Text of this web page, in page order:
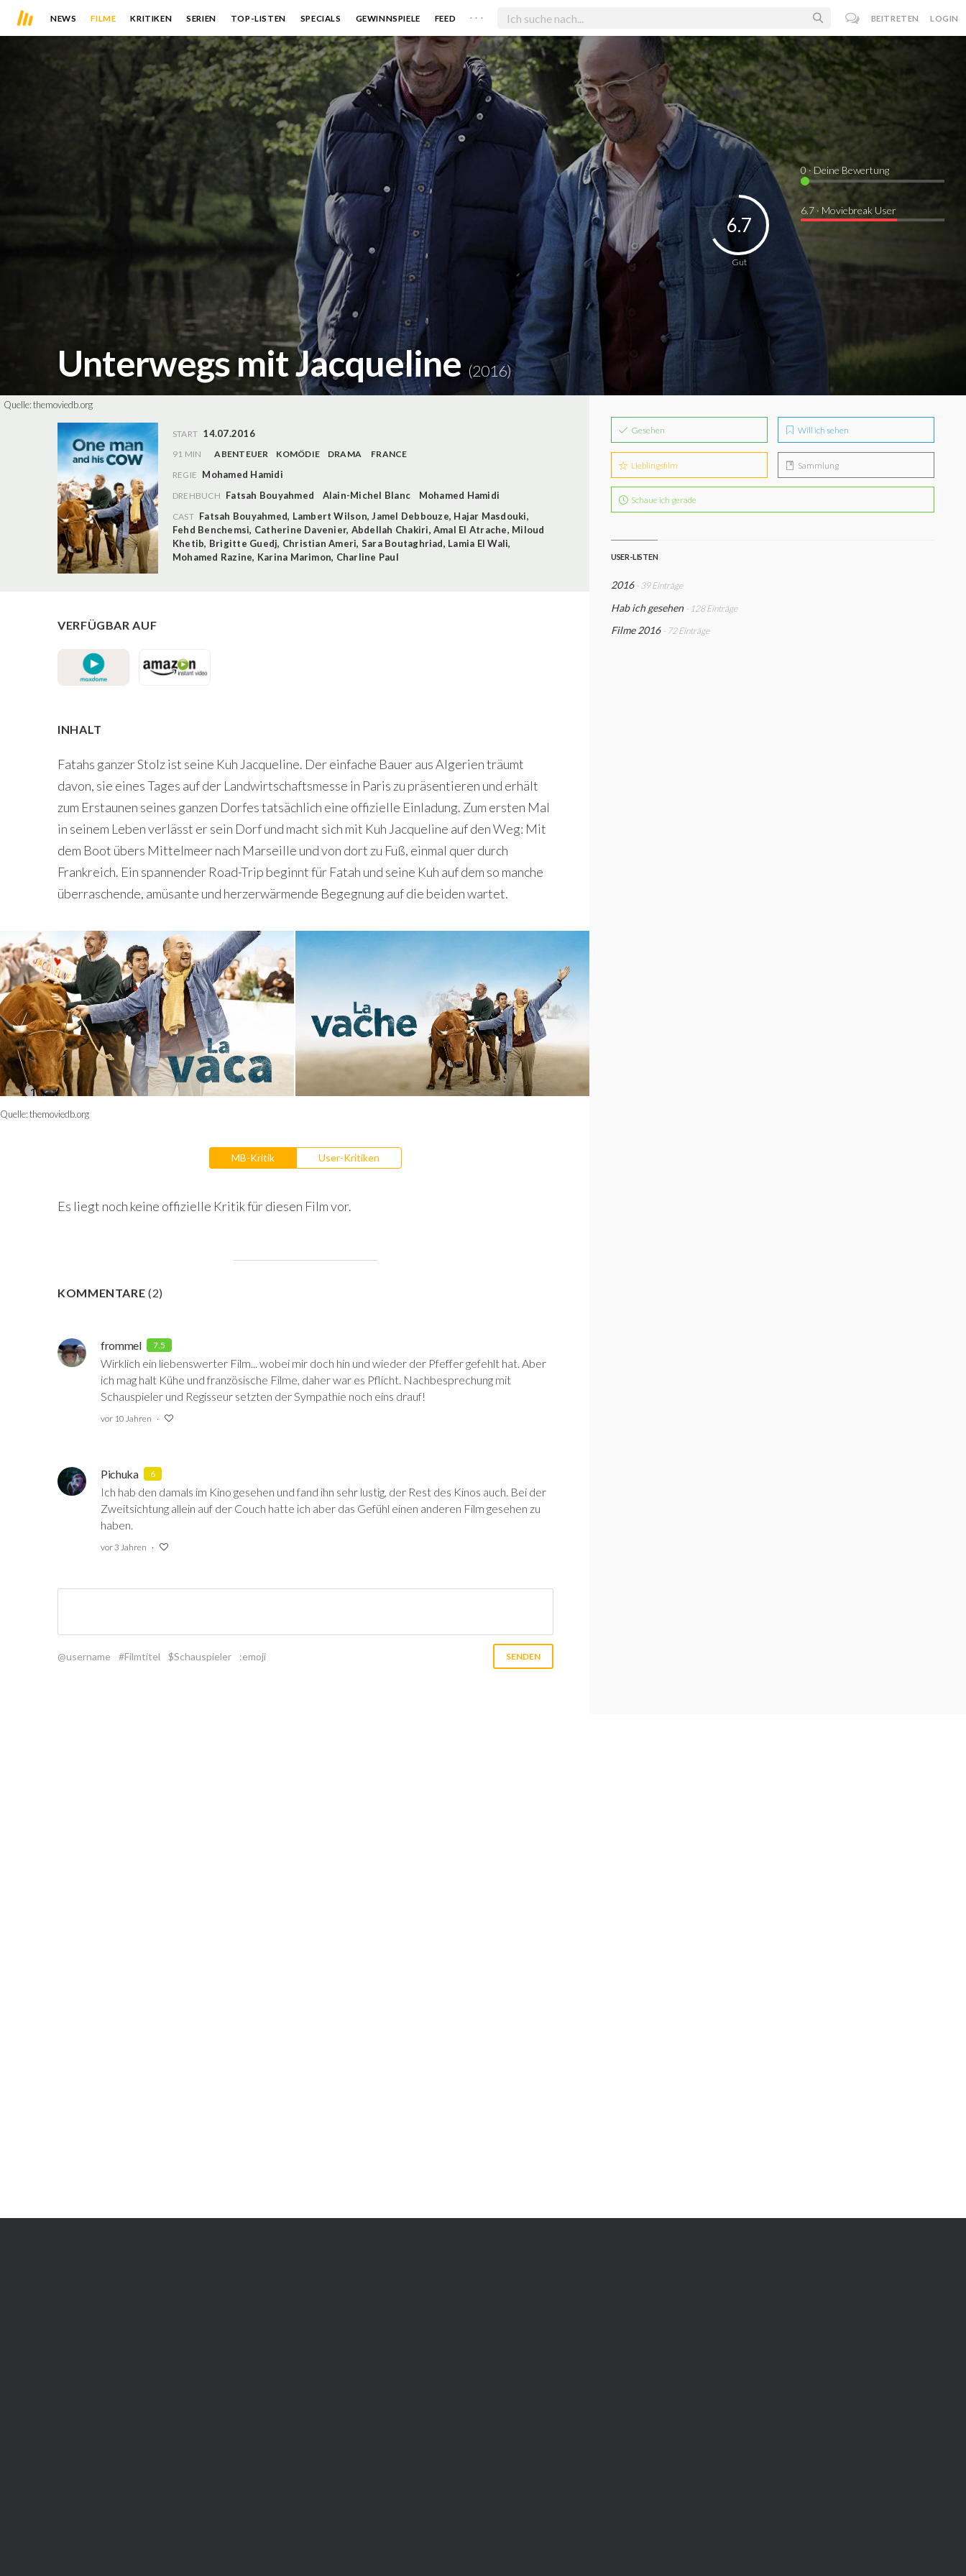
NEWS FILME KRITIKEN SERIEN TOP-LISTEN SPECIALS GEWINNSPIELE FEED . . . BEITRETEN LOGIN
Unterwegs mit Jacqueline (2016)
Gut
6.7
0· Deine Bewertung
6.7 · Moviebreak User
Quelle:themoviedb.org
START 14.07.2016
91 MIN ABENTEUER KOMÖDIE DRAMA
FRANCE
REGIE Mohamed Hamidi
DREHBUCH Fatsah Bouyahmed Alain-Michel Blanc Mohamed Hamidi
CAST Fatsah Bouyahmed, Lambert Wilson,Jamel Debbouze, Hajar Masdouki,
Fehd Benchemsi, Catherine Davenier, Abdellah Chakiri, Amal El Atrache, Miloud
Khetib, Brigitte Guedj, Christian Ameri, Sara Boutaghriad, Lamia El Wali,
Mohamed Razine, Karina Marimon, Charline Paul
VERFÜGBAR AUF
INHALT
Fatahs ganzer Stolz ist seine Kuh Jacqueline. Der einfache Bauer aus Algerien träumt
davon, sie eines Tages auf der Landwirtschaftsmesse in Paris zu präsentieren und erhält
zum Erstaunen seines ganzen Dorfes tatsächlich eine offizielle Einladung. Zum ersten Mal
in seinem Leben verlässt er sein Dorf und macht sich mit Kuh Jacqueline auf den Weg: Mit
dem Boot übers Mittelmeer nach Marseille und von dort zu Fuß, einmal quer durch
Frankreich. Ein spannender Road-Trip beginnt für Fatah und seine Kuh auf dem so manche
überraschende, amüsante und herzerwärmende Begegnung auf die beiden wartet.
Quelle:themoviedb.org
MB-Kritik User-Kritiken
Es liegt noch keine offizielle Kritik für diesen Film vor.
KOMMENTARE(2)
frommel 7.5
Wirklich ein liebenswerter Film... wobei mir doch hin und wieder der Pfeffer gefehlt hat. Aber
ich mag halt Kühe und französische Filme, daher war es Pflicht. Nachbesprechung mit
Schauspieler und Regisseur setzten der Sympathie noch eins drauf!
vor 10 Jahren
Pichuka 6
Ich hab den damals im Kino gesehen und fand ihn sehr lustig, der Rest des Kinos auch. Bei der
Zweitsichtung allein auf der Couch hatte ich aber das Gefühl einen anderen Film gesehen zu
haben.
vor 3 Jahren
@username #Filmtitel $Schauspieler :emoji
Gesehen Will ich sehen
Lieblingsfilm Sammlung
Schaue ich gerade
USER-LISTEN
2016 - 39 Einträge
Hab ich gesehen - 128 Einträge
Filme 2016 - 72 Einträge